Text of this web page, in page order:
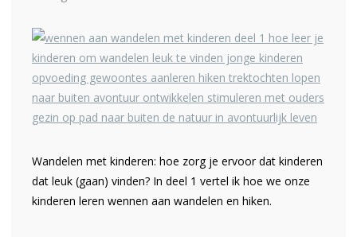
Wandelen met kinderen: hoe zorg je ervoor dat kinderen
dat leuk (gaan) vinden? In deel 1 vertel ik hoe we onze
kinderen leren wennen aan wandelen en hiken.